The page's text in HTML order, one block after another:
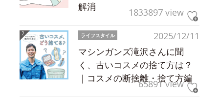
解消
1833897 view
2025/12/11
ライフスタイル
マシンガンズ滝沢さんに聞
く、古いコスメの捨て方は？
｜コスメの断捨離・捨て方編
65891 view